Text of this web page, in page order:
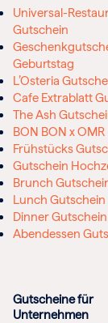
Universal-
Gutschein
Geburtstag
L’Osteria
Cafe Extrablatt
The Ash
BON BON x OMR
Frühstücks
Gutschein
Brunch
Lunch Gutschein
Dinner Gutschein
Abendessen
Gutscheine für
Unternehmen